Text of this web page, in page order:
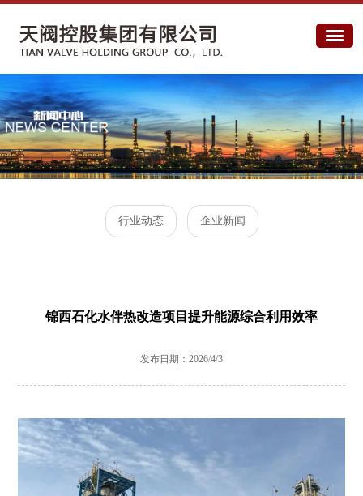
行业动态 企业新闻
锦西石化水伴热改造项目提升能源综合利用效率
发布日期：2026/4/3